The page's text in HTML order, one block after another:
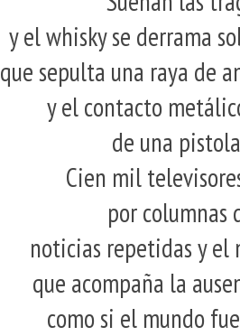
y el whisky se derrama
que sepulta una raya de
y el contacto
de una
Cien mil
por columnas
noticias repetidas y el
que acompaña la
como si el mundo